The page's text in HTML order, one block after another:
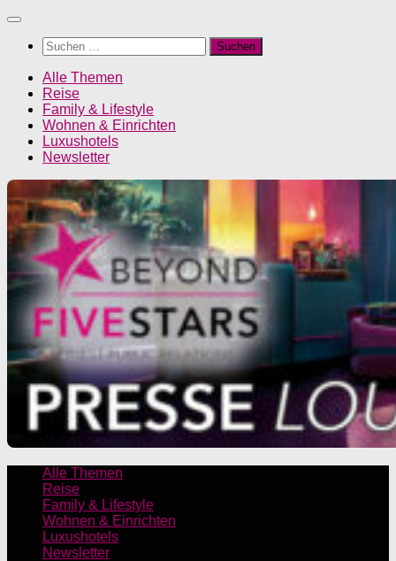
Unter
Inhalt
Suchen
nach:
Alle Themen
Reise
Family & Lifestyle
Wohnen & Einrichten
Luxushotels
Newsletter
Alle Themen
Reise
Family & Lifestyle
Wohnen & Einrichten
Luxushotels
Newsletter